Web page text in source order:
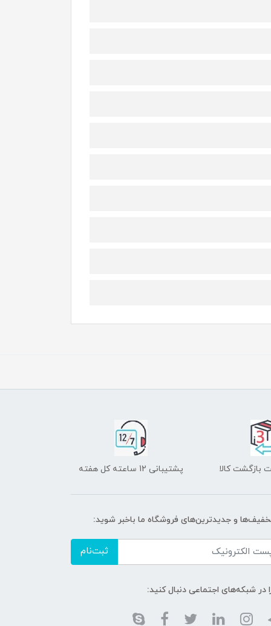
بازگشت کالا پشتیبانی 12 ساعته کل هفته
و جدیدترین‌های فروشگاه ما باخبر شوید:
ثبت‌نام
در شبکه‌های اجتماعی دنبال کنید: